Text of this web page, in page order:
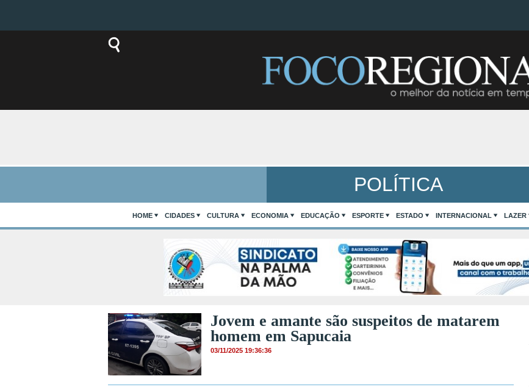
POLÍTICA
HOME CIDADES CULTURA ECONOMIA EDUCAÇÃO ESPORTE ESTADO INTERNACIONAL LAZER
Jovem e amante são suspeitos de matarem
homem em Sapucaia
03/11/2025 19:36:36